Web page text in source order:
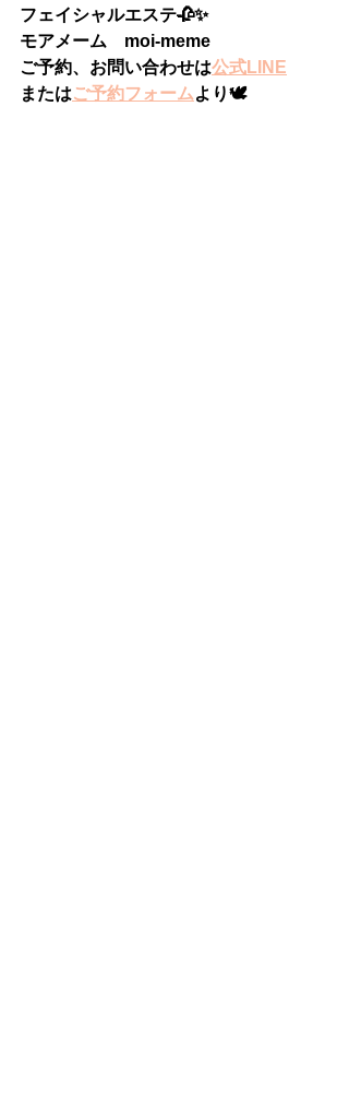
フェイシャルエステ🥀✨
モアメーム　moi-meme
ご予約、お問い合わせは公式LINE
またはご予約フォームより🕊